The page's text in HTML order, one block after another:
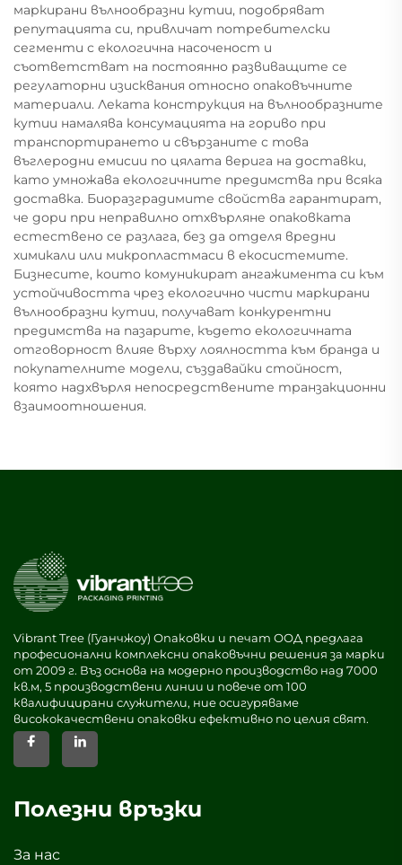
маркирани вълнообразни кутии, подобряват
репутацията си, привличат потребителски
сегменти с екологична насоченост и
съответстват на постоянно развиващите се
регулаторни изисквания относно опаковъчните
материали. Леката конструкция на вълнообразните
кутии намалява консумацията на гориво при
транспортирането и свързаните с това
въглеродни емисии по цялата верига на доставки,
като умножава екологичните предимства при всяка
доставка. Биоразградимите свойства гарантират,
че дори при неправилно отхвърляне опаковката
естествено се разлага, без да отделя вредни
химикали или микропластмаси в екосистемите.
Бизнесите, които комуникират ангажимента си към
устойчивостта чрез екологично чисти маркирани
вълнообразни кутии, получават конкурентни
предимства на пазарите, където екологичната
отговорност влияе върху лоялността към бранда и
покупателните модели, създавайки стойност,
която надхвърля непосредствените транзакционни
взаимоотношения.
Vibrant Tree (Гуанчжоу) Опаковки и печат ООД предлага
професионални комплексни опаковъчни решения за марки
от 2009 г. Въз основа на модерно производство над 7000
кв.м, 5 производствени линии и повече от 100
квалифицирани служители, ние осигуряваме
висококачествени опаковки ефективно по целия свят.
Полезни връзки
За нас